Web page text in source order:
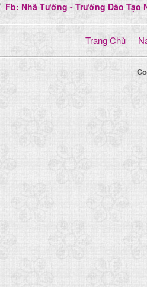
Fb: Nhã Tường - Trường Đào Tạo
Trang Chủ